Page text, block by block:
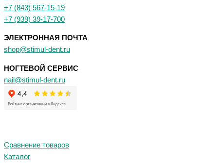
+7 (843) 567-15-19
+7 (939) 39-17-700
ЭЛЕКТРОННАЯ ПОЧТА
shop@stimul-dent.ru
НОГТЕВОЙ СЕРВИС
nail@stimul-dent.ru
Сравнение товаров
Каталог